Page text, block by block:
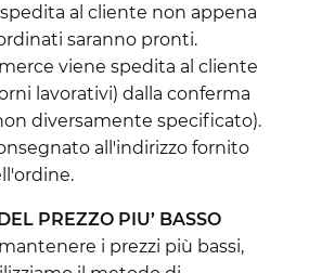
al cliente non appena
saranno pronti.
viene spedita al cliente
lavorativi) dalla conferma
diversamente specificato).
all'indirizzo fornito
PREZZO PIU’ BASSO
i prezzi più bassi,